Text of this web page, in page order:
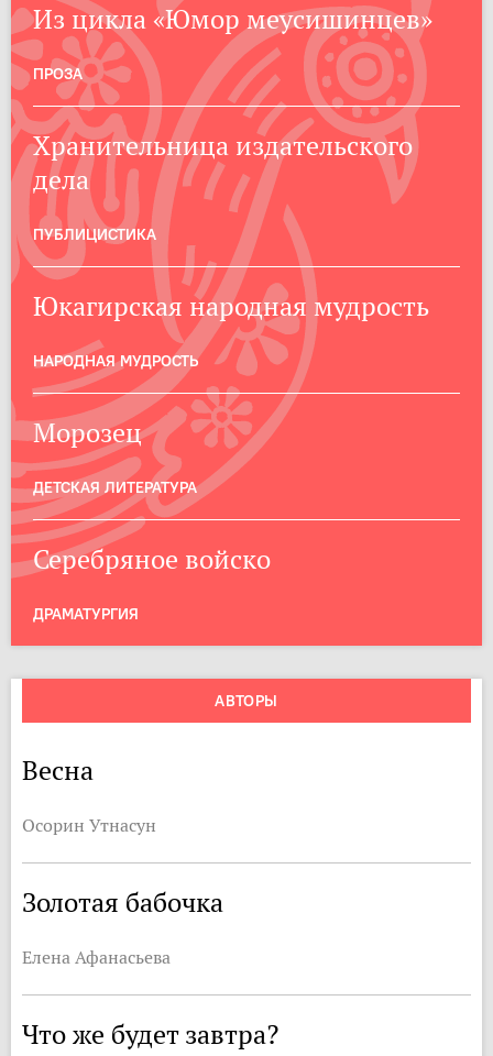
Из цикла «Юмор меусишинцев»
ПРОЗА
Хранительница издательского
дела
ПУБЛИЦИСТИКА
Юкагирская народная мудрость
НАРОДНАЯ МУДРОСТЬ
Морозец
ДЕТСКАЯ ЛИТЕРАТУРА
Серебряное войско
ДРАМАТУРГИЯ
АВТОРЫ
Весна
Осорин Утнасун
Золотая бабочка
Елена Афанасьева
Что же будет завтра?